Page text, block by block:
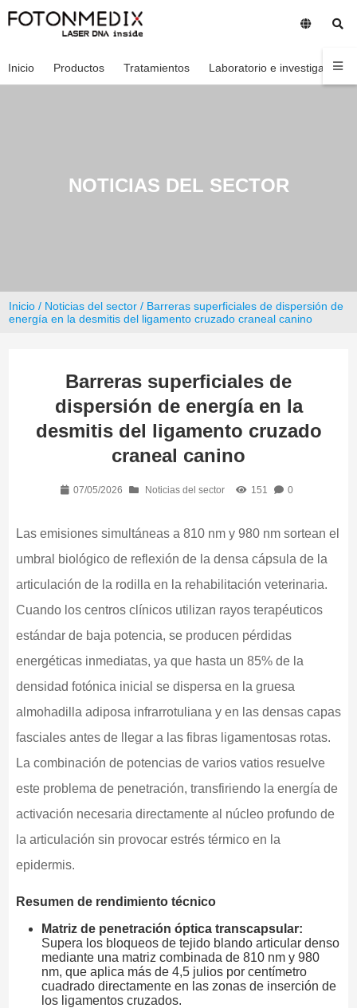
Inicio Productos Tratamientos Laboratorio e investigación
NOTICIAS DEL SECTOR
Inicio / Noticias del sector / Barreras superficiales de dispersión de
energía en la desmitis del ligamento cruzado craneal canino
Barreras superficiales de
dispersión de energía en la
desmitis del ligamento cruzado
craneal canino
07/05/2026 Noticias del sector 151 0
Las emisiones simultáneas a 810 nm y 980 nm sortean el
umbral biológico de reflexión de la densa cápsula de la
articulación de la rodilla en la rehabilitación veterinaria.
Cuando los centros clínicos utilizan rayos terapéuticos
estándar de baja potencia, se producen pérdidas
energéticas inmediatas, ya que hasta un 85% de la
densidad fotónica inicial se dispersa en la gruesa
almohadilla adiposa infrarrotuliana y en las densas capas
fasciales antes de llegar a las fibras ligamentosas rotas.
La combinación de potencias de varios vatios resuelve
este problema de penetración, transfiriendo la energía de
activación necesaria directamente al núcleo profundo de
la articulación sin provocar estrés térmico en la
epidermis.
Resumen de rendimiento técnico
Matriz de penetración óptica transcapsular:
Supera los bloqueos de tejido blando articular denso
mediante una matriz combinada de 810 nm y 980
nm, que aplica más de 4,5 julios por centímetro
cuadrado directamente en las zonas de inserción de
los ligamentos cruzados.